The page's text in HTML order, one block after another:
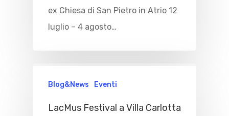
ex Chiesa di San Pietro in Atrio 12
luglio – 4 agosto…
Blog&News Eventi
LacMus Festival a Villa Carlotta